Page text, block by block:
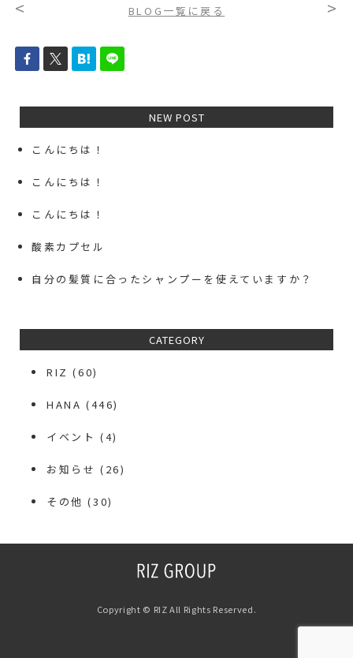
< BLOG一覧に戻る >
NEW POST
こんにちは！
こんにちは！
こんにちは！
酸素カプセル
自分の髪質に合ったシャンプーを使えていますか？
CATEGORY
RIZ (60)
HANA (446)
イベント (4)
お知らせ (26)
その他 (30)
Copyright © RIZ All Rights Reserved.